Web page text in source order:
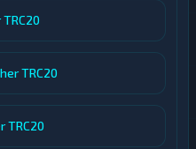
TRC20
TRC20